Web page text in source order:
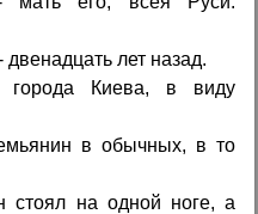
лет назад.
города Киева, в виду
в обычных, в то
стоял на одной ноге, а